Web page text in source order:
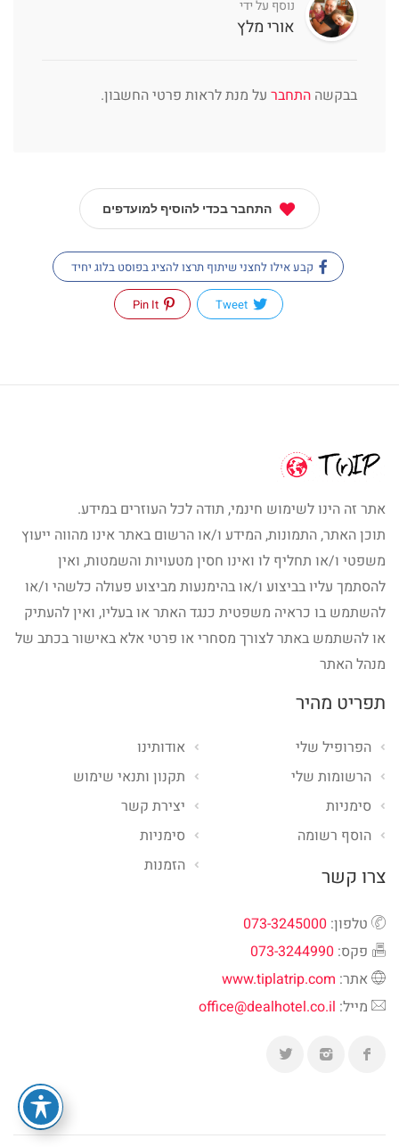
נוסף על ידי
אורי מלץ
בבקשה התחבר על מנת לראות פרטי החשבון.
התחבר בכדי להוסיף למועדפים
קבע אילו לחצני שיתוף תרצו להציג בפוסט בלוג יחיד
Tweet
Pin It
אתר זה הינו לשימוש חינמי, תודה לכל העוזרים במידע.
תוכן האתר, התמונות, המידע ו/או הרשום באתר אינו מהווה ייעוץ
משפטי ו/או תחליף לו ואינו חסין מטעויות והשמטות, ואין
להסתמך עליו בביצוע ו/או בהימנעות מביצוע פעולה כלשהי ו/או
להשתמש בו כראיה משפטית כנגד האתר או בעליו, ואין להעתיק
או להשתמש באתר לצורך מסחרי או פרטי אלא באישור בכתב של
מנהל האתר
תפריט מהיר
אודותינו
תקנון ותנאי שימוש
יצירת קשר
סימניות
הזמנות
הפרופיל שלי
הרשומות שלי
סימניות
הוסף רשומה
צרו קשר
טלפון: 073-3245000
פקס: 073-3244990
אתר: www.tiplatrip.com
מייל: office@dealhotel.co.il